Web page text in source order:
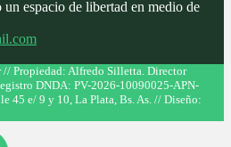
espacio de libertad en medio de
Propiedad: Alfredo Silletta. Director
DNDA: PV-2026-10090025-APN-
e/ 9 y 10, La Plata, Bs. As. // Diseño: